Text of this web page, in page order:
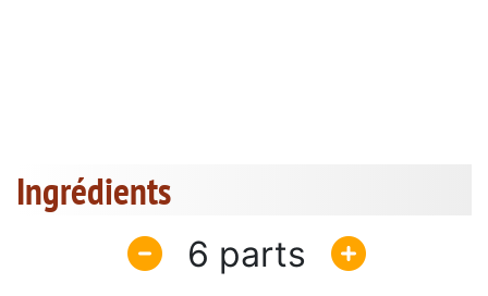
Ingrédients
6